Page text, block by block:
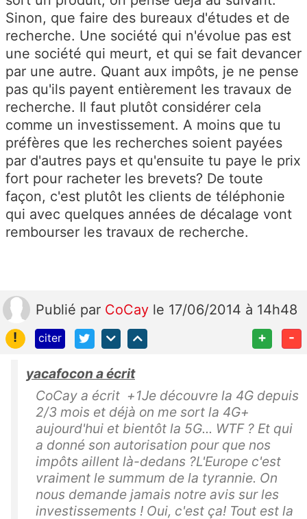
Sinon, que faire des bureaux d'études et de
recherche. Une société qui n'évolue pas est
une société qui meurt, et qui se fait devancer
par une autre. Quant aux impôts, je ne pense
pas qu'ils payent entièrement les travaux de
recherche. Il faut plutôt considérer cela
comme un investissement. A moins que tu
préfères que les recherches soient payées
par d'autres pays et qu'ensuite tu paye le prix
fort pour racheter les brevets? De toute
façon, c'est plutôt les clients de téléphonie
qui avec quelques années de décalage vont
rembourser les travaux de recherche.
Publié par CoCay le 17/06/2014 à 14h48
!
citer + -
yacafocon a écrit
CoCay a écrit +1Je découvre la 4G depuis
2/3 mois et déjà on me sort la 4G+
aujourd'hui et bientôt la 5G... WTF ? Et qui
a donné son autorisation pour que nos
impôts aillent là-dedans ?L'Europe c'est
vraiment le summum de la tyrannie. On
nous demande jamais notre avis sur les
investissements ! Oui, c'est ça! Tout est la